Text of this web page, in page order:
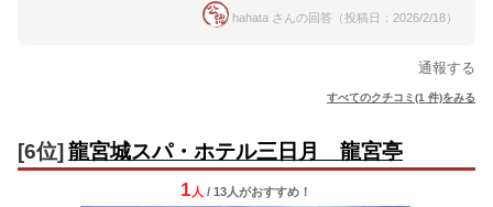
hahata さんの回答（投稿日：2026/2/18）
通報する
すべてのクチコミ(1 件)をみる
[6位] 龍宮城スパ・ホテル三日月 龍宮亭
1 人 / 13人がおすすめ！